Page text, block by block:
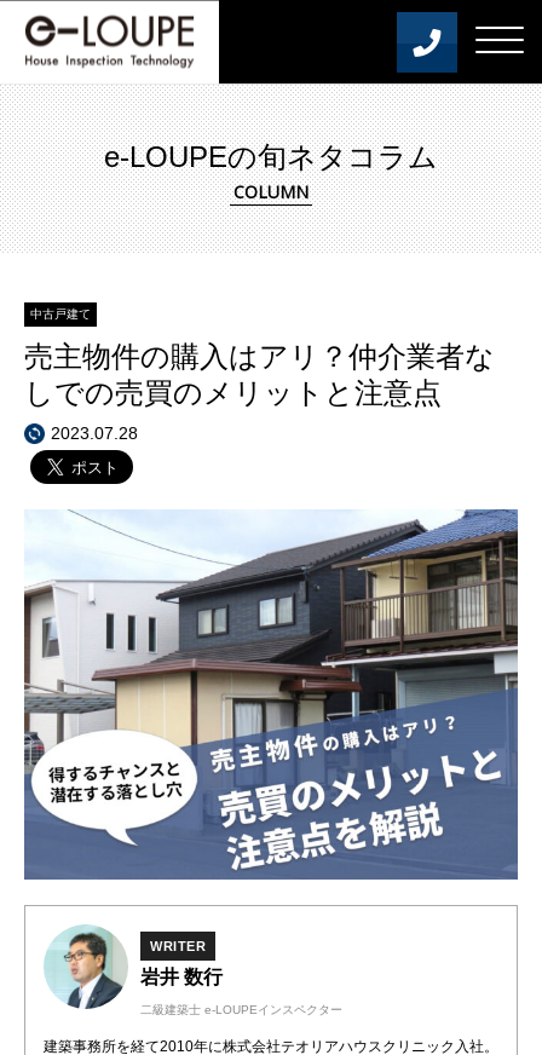
e-LOUPEの旬ネタコラム
中古戸建て
売主物件の購入はアリ？仲介業者な
しでの売買のメリットと注意点
2023.07.28
WRITER
岩井 数行
二級建築士 e-LOUPEインスペクター
建築事務所を経て2010年に株式会社テオリアハウスクリニック入社。